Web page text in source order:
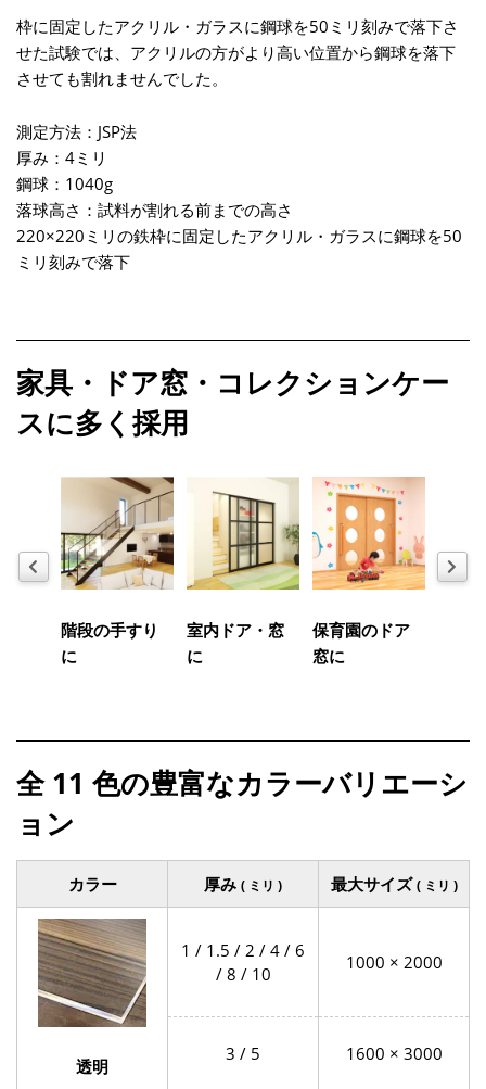
枠に固定したアクリル・ガラスに鋼球を50ミリ刻みで落下さ
せた試験では、アクリルの方がより高い位置から鋼球を落下
させても割れませんでした。
測定方法：JSP法
厚み：4ミリ
鋼球：1040g
落球高さ：試料が割れる前までの高さ
220×220ミリの鉄枠に固定したアクリル・ガラスに鋼球を50
ミリ刻みで落下
家具・ドア窓・コレクションケー
スに多く採用
Previous
階段の手すり
に
室内ドア・窓
に
保育園のドア
窓に
Next
全 11 色の豊富なカラーバリエーシ
ョン
カラー 厚み ( ミリ ) 最大サイズ( ミリ )
透明
1 / 1.5 / 2 / 4 / 6
/ 8 / 10
1000 × 2000
3 / 5 1600 × 3000